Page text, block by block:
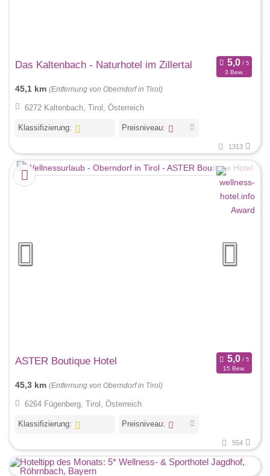
Das Kaltenbach - Naturhotel im Zillertal
3 Bew.
45,1 km (Entfernung von Oberndorf in Tirol)
6272 Kaltenbach, Tirol, Österreich
Klassifizierung: Preisniveau:
1313
ASTER Boutique Hotel
15 Bew.
45,3 km (Entfernung von Oberndorf in Tirol)
6264 Fügenberg, Tirol, Österreich
Klassifizierung: Preisniveau:
554